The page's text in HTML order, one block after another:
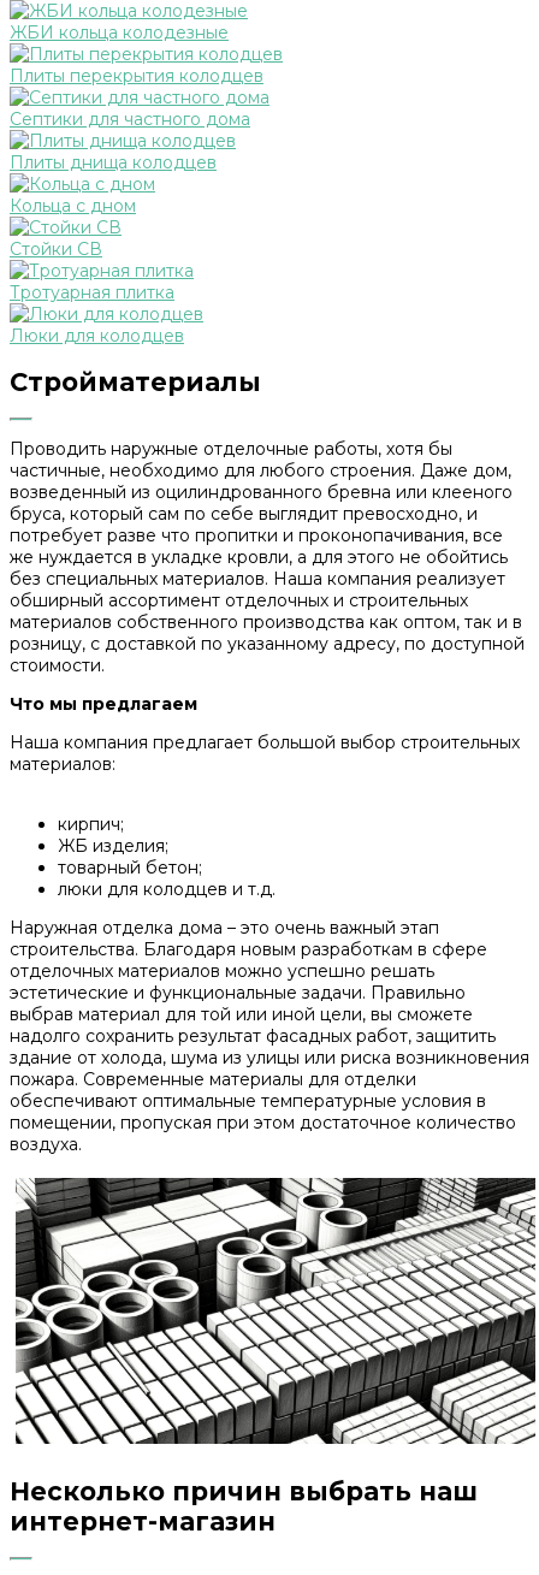
ЖБИ кольца колодезные
Плиты перекрытия колодцев
Септики для частного дома
Плиты днища колодцев
Кольца с дном
Стойки СВ
Тротуарная плитка
Люки для колодцев
Стройматериалы
Проводить наружные отделочные работы, хотя бы
частичные, необходимо для любого строения. Даже дом,
возведенный из оцилиндрованного бревна или клееного
бруса, который сам по себе выглядит превосходно, и
потребует разве что пропитки и проконопачивания, все
же нуждается в укладке кровли, а для этого не обойтись
без специальных материалов. Наша компания реализует
обширный ассортимент отделочных и строительных
материалов собственного производства как оптом, так и в
розницу, с доставкой по указанному адресу, по доступной
стоимости.
Что мы предлагаем
Наша компания предлагает большой выбор строительных
материалов:
кирпич;
ЖБ изделия;
товарный бетон;
люки для колодцев и т.д.
Наружная отделка дома – это очень важный этап
строительства. Благодаря новым разработкам в сфере
отделочных материалов можно успешно решать
эстетические и функциональные задачи. Правильно
выбрав материал для той или иной цели, вы сможете
надолго сохранить результат фасадных работ, защитить
здание от холода, шума из улицы или риска возникновения
пожара. Современные материалы для отделки
обеспечивают оптимальные температурные условия в
помещении, пропуская при этом достаточное количество
воздуха.
Несколько причин выбрать наш
интернет-магазин